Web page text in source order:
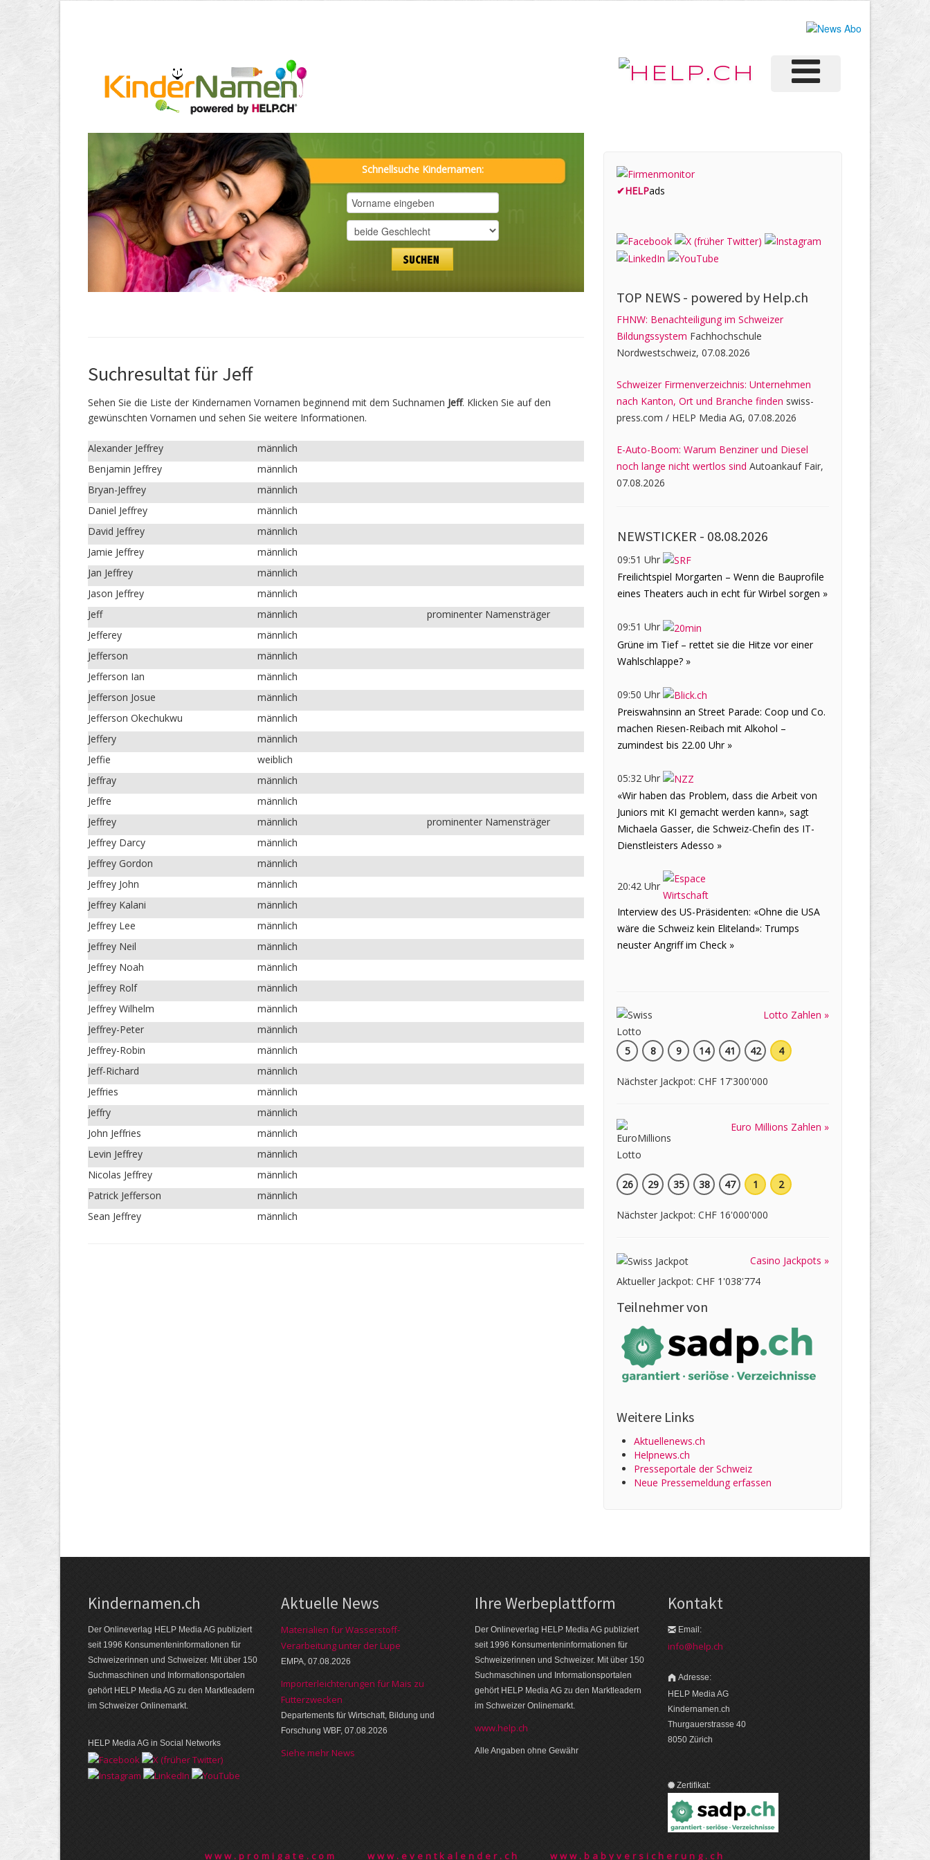
Schnellsuche Kindernamen:
Suchresultat für Jeff
Sehen Sie die Liste der Kindernamen Vornamen beginnend mit dem Suchnamen Jeff. Klicken Sie auf den
gewünschten Vornamen und sehen Sie weitere Informationen.
Alexander Jeffrey
männlich
Benjamin Jeffrey
männlich
Bryan-Jeffrey
männlich
Daniel Jeffrey
männlich
David Jeffrey
männlich
Jamie Jeffrey
männlich
Jan Jeffrey
männlich
Jason Jeffrey
männlich
Jeff
männlich
prominenter Namensträger
Jefferey
männlich
Jefferson
männlich
Jefferson Ian
männlich
Jefferson Josue
männlich
Jefferson Okechukwu
männlich
Jeffery
männlich
Jeffie
weiblich
Jeffray
männlich
Jeffre
männlich
Jeffrey
männlich
prominenter Namensträger
Jeffrey Darcy
männlich
Jeffrey Gordon
männlich
Jeffrey John
männlich
Jeffrey Kalani
männlich
Jeffrey Lee
männlich
Jeffrey Neil
männlich
Jeffrey Noah
männlich
Jeffrey Rolf
männlich
Jeffrey Wilhelm
männlich
Jeffrey-Peter
männlich
Jeffrey-Robin
männlich
Jeff-Richard
männlich
Jeffries
männlich
Jeffry
männlich
John Jeffries
männlich
Levin Jeffrey
männlich
Nicolas Jeffrey
männlich
Patrick Jefferson
männlich
Sean Jeffrey
männlich
✔HELPads
TOP NEWS - powered by Help.ch
FHNW: Benachteiligung im Schweizer
Bildungssystem Fachhochschule
Nordwestschweiz, 07.08.2026
Schweizer Firmenverzeichnis: Unternehmen
nach Kanton, Ort und Branche finden swiss-
press.com / HELP Media AG, 07.08.2026
E-Auto-Boom: Warum Benziner und Diesel
noch lange nicht wertlos sind Autoankauf Fair,
07.08.2026
NEWSTICKER - 08.08.2026
09:51 Uhr
Freilichtspiel Morgarten – Wenn die Bauprofile
eines Theaters auch in echt für Wirbel sorgen »
09:51 Uhr
Grüne im Tief – rettet sie die Hitze vor einer
Wahlschlappe? »
09:50 Uhr
Preiswahnsinn an Street Parade: Coop und Co.
machen Riesen-Reibach mit Alkohol –
zumindest bis 22.00 Uhr »
05:32 Uhr
«Wir haben das Problem, dass die Arbeit von
Juniors mit KI gemacht werden kann», sagt
Michaela Gasser, die Schweiz-Chefin des IT-
Dienstleisters Adesso »
20:42 Uhr
Interview des US-Präsidenten: «Ohne die USA
wäre die Schweiz kein Eliteland»: Trumps
neuster Angriff im Check »
Lotto Zahlen »
5 8 9 14 41 42 4
Nächster Jackpot: CHF 17'300'000
Euro Millions Zahlen »
26 29 35 38 47 1 2
Nächster Jackpot: CHF 16'000'000
Casino Jackpots »
Aktueller Jackpot: CHF 1'038'774
Teilnehmer von
Weitere Links
Aktuellenews.ch
Helpnews.ch
Presseportale der Schweiz
Neue Pressemeldung erfassen
Kindernamen.ch
Der Onlineverlag HELP Media AG publiziert
seit 1996 Konsumenten­informationen für
Schweizerinnen und Schweizer. Mit über 150
Suchmaschinen und Informations­portalen
gehört HELP Media AG zu den Marktleadern
im Schweizer Onlinemarkt.
HELP Media AG in Social Networks
Aktuelle News
Materialien für Wasserstoff-
Verarbeitung unter der Lupe
EMPA, 07.08.2026
Importerleichterungen für Mais zu
Futterzwecken
Departements für Wirtschaft, Bildung und
Forschung WBF, 07.08.2026
Siehe mehr News
Ihre Werbeplattform
Der Onlineverlag HELP Media AG publiziert
seit 1996 Konsumenteninformationen für
Schweizerinnen und Schweizer. Mit über 150
Suchmaschinen und Informationsportalen
gehört HELP Media AG zu den Marktleadern
im Schweizer Onlinemarkt.
www.help.ch
Alle Angaben ohne Gewähr
Kontakt
Email:
info@help.ch
Adresse:
HELP Media AG
Kindernamen.ch
Thurgauerstrasse 40
8050 Zürich
Zertifikat:
www.promigate.com www.eventkalender.ch www.babyversicherung.ch